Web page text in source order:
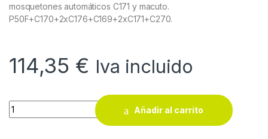
mosquetones automáticos C171 y macuto.
P50F+C170+2xC176+C169+2xC171+C270.
114,35 € Iva incluido
Kit básico 6 Faru quantity
Añadir al carrito